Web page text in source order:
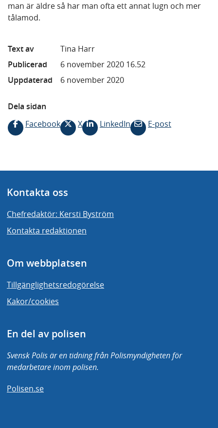
man är äldre så har man ofta ett annat lugn och mer
tålamod.
Text av
Tina Harr
Publicerad
6 november 2020 16.52
Uppdaterad
6 november 2020
Dela sidan
Facebook
X LinkedIn E-post
Kontakta oss
Chefredaktör: Kersti Byström
Kontakta redaktionen
Om webbplatsen
Tillgänglighetsredogörelse
Kakor/cookies
En del av polisen
Svensk Polis är en tidning från Polismyndigheten för
medarbetare inom polisen.
Polisen.se